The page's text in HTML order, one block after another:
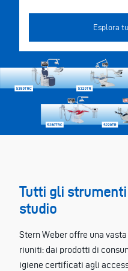
Esplora
Tutti gli
studio
Stern Weber offre una
riuniti: dai prodotti di
igiene certificati agli